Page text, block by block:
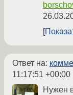
Ответ на:
11:17:51 +00:00
Нужен